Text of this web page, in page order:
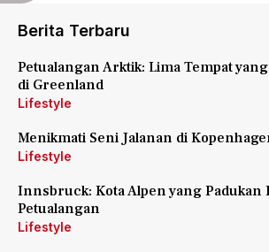
Berita Terbaru
Petualangan Arktik: Lima Tempat
di Greenland
Lifestyle
Menikmati Seni Jalanan di
Lifestyle
Innsbruck: Kota Alpen yang Padukan
Petualangan
Lifestyle